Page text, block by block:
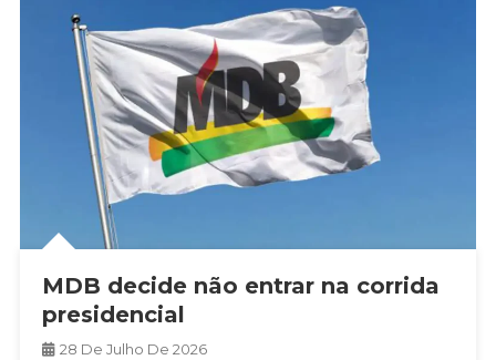
MDB decide não entrar na corrida
presidencial
28 De Julho De 2026